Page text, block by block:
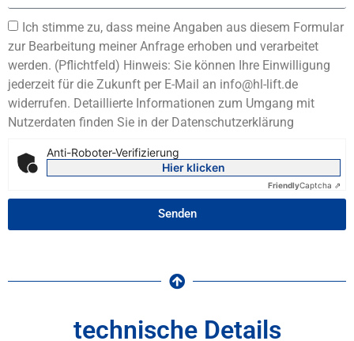
Ich stimme zu, dass meine Angaben aus diesem Formular
zur Bearbeitung meiner Anfrage erhoben und verarbeitet
werden. (Pflichtfeld) Hinweis: Sie können Ihre Einwilligung
jederzeit für die Zukunft per E-Mail an info@hl-lift.de
widerrufen. Detaillierte Informationen zum Umgang mit
Nutzerdaten finden Sie in der Datenschutzerklärung
Anti-Roboter-Verifizierung
Hier klicken
FriendlyCaptcha ⇗
Senden
technische Details